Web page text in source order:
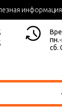
информация
сб.